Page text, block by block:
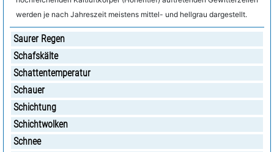
werden je nach Jahreszeit meistens mittel- und hellgrau dargestellt.
Saurer Regen
Schafskälte
Schattentemperatur
Schauer
Schichtung
Schichtwolken
Schnee